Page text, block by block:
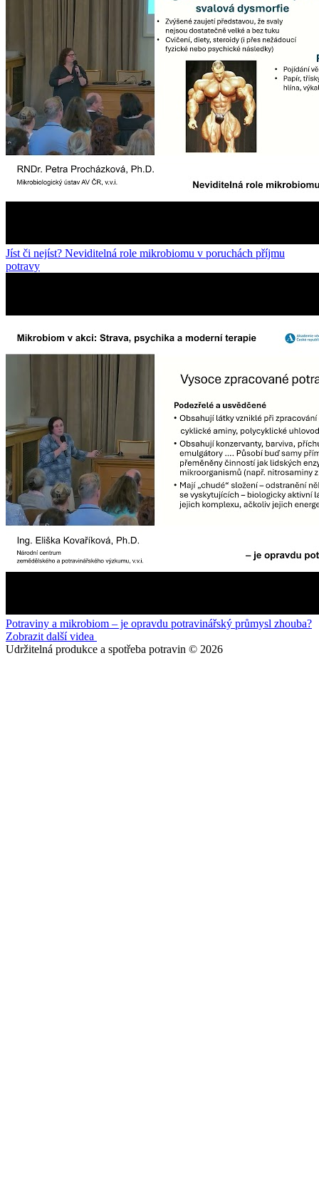
Jíst či nejíst? Neviditelná role mikrobiomu v poruchách příjmu
potravy
Potraviny a mikrobiom – je opravdu potravinářský průmysl zhouba?
Zobrazit další videa
Udržitelná produkce a spotřeba potravin © 2026